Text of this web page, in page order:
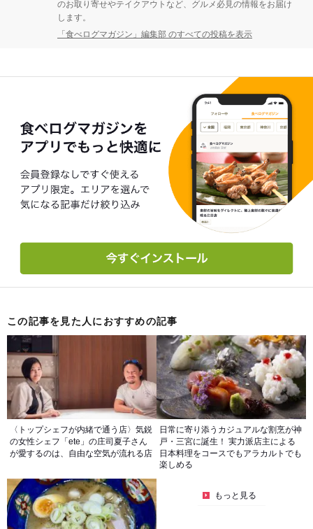
のお取り寄せやテイクアウトなど、グルメ必見の情報をお届け
します。
「食べログマガジン」編集部 のすべての投稿を表示
この記事を見た人におすすめの記事
〈トップシェフが内緒で通う店〉気鋭
の女性シェフ「ete」の庄司夏子さん
が愛するのは、自由な空気が流れる店
日常に寄り添うカジュアルな割烹が神
戸・三宮に誕生！ 実力派店主による
日本料理をコースでもアラカルトでも
楽しめる
もっと見る